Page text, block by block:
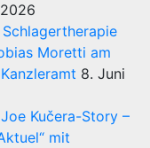
Moretti am
8. Juni
Kučera-Story –
mit